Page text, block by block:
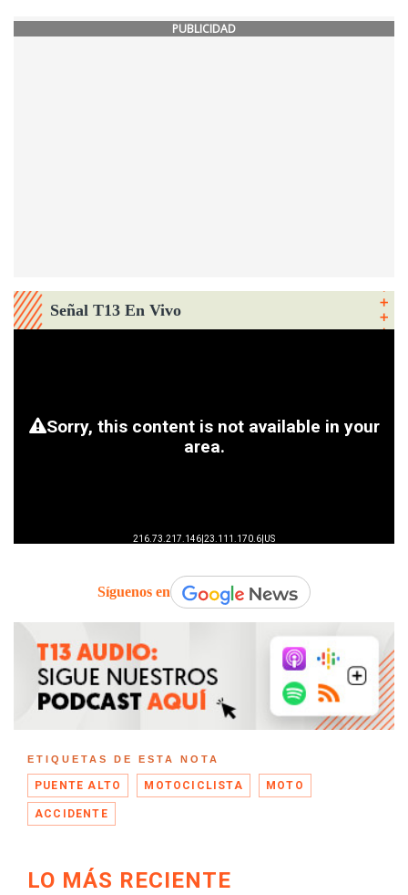
PUBLICIDAD
Señal T13 En Vivo
Síguenos en
ETIQUETAS DE ESTA NOTA
PUENTE ALTO MOTOCICLISTA MOTO
ACCIDENTE
LO MÁS RECIENTE